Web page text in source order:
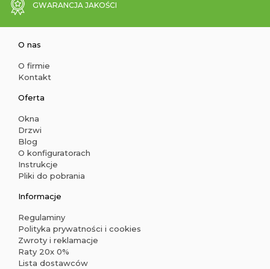
GWARANCJA JAKOŚCI
O nas
O firmie
Kontakt
Oferta
Okna
Drzwi
Blog
O konfiguratorach
Instrukcje
Pliki do pobrania
Informacje
Regulaminy
Polityka prywatności i cookies
Zwroty i reklamacje
Raty 20x 0%
Lista dostawców